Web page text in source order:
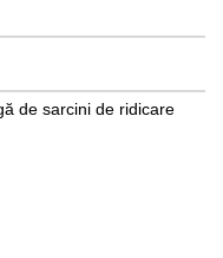
de sarcini de ridicare